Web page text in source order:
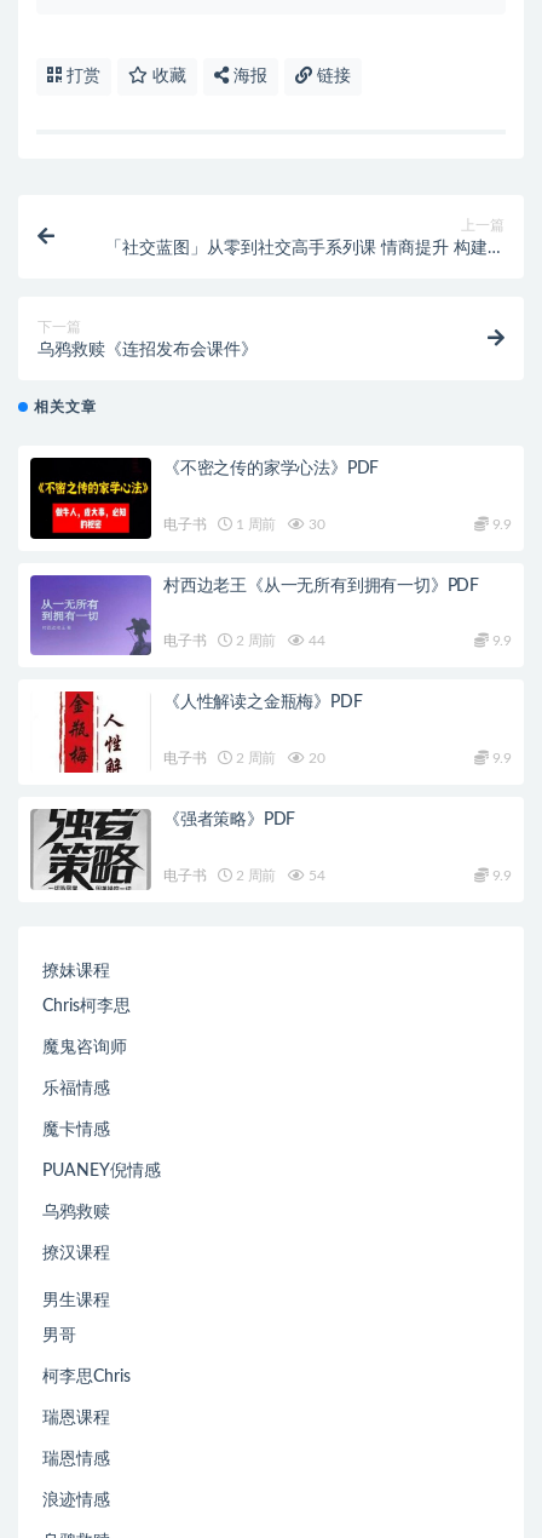
打赏 收藏 海报 链接
上一篇
「社交蓝图」从零到社交高手系列课 情商提升 构建社
下一篇
乌鸦救赎《连招发布会课件》
相关文章
《不密之传的家学心法》PDF
电子书 1 周前 30 9.9
村西边老王《从一无所有到拥有一切》PDF
电子书 2 周前 44 9.9
《人性解读之金瓶梅》PDF
电子书 2 周前 20 9.9
《强者策略》PDF
电子书 2 周前 54 9.9
撩妹课程
Chris柯李思
魔鬼咨询师
乐福情感
魔卡情感
PUANEY倪情感
乌鸦救赎
撩汉课程
男生课程
男哥
柯李思Chris
瑞恩课程
瑞恩情感
浪迹情感